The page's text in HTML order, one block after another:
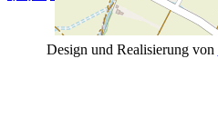
© 2026 Dart Liga
Design und Realisierung von